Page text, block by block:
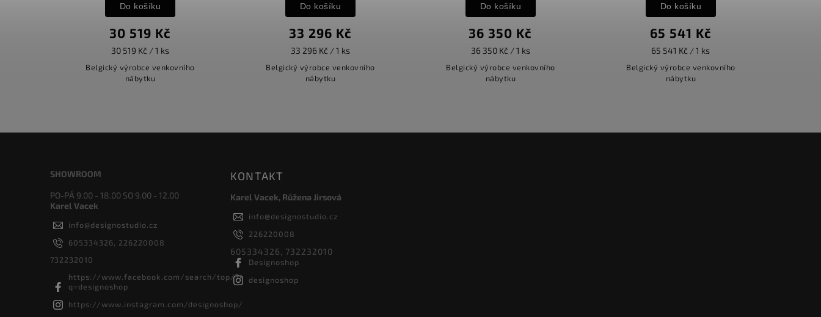
30 519 Kč
30 519 Kč / 1 ks
Do košíku
Belgický výrobce venkovního
nábytku
33 296 Kč
33 296 Kč / 1 ks
Do košíku
Belgický výrobce venkovního
nábytku
36 350 Kč
36 350 Kč / 1 ks
Do košíku
Belgický výrobce venkovního
nábytku
65 541 Kč
65 541 Kč / 1 ks
Do košíku
Belgický výrobce venkovního
nábytku
SHOWROOM
PO-PÁ 9.00 - 18.00 SO 9.00 - 12.00
Karel Vacek
info@designostudio.cz
605334326, 226220008
732232010
https://www.facebook.com/search/top/?
q=designoshop
https://www.instagram.com/designoshop/
KONTAKT
Karel Vacek, Růžena Jirsová
info@designostudio.cz
226220008
605334326, 732232010
Designoshop
designoshop